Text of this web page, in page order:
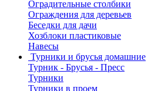
Оградительные столбики
Ограждения для деревьев
Беседки для дачи
Хозблоки пластиковые
Навесы
Турники и брусья домашние
Турник - Брусья - Пресс
Турники
Турники в проем